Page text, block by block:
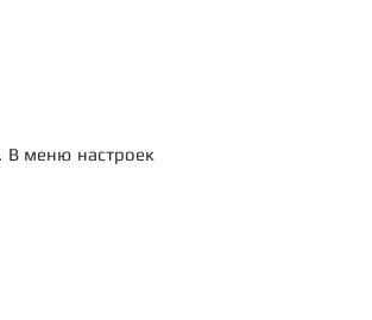
В меню настроек